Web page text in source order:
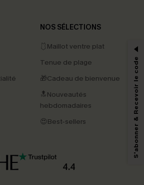
NOS SÉLECTIONS
🩱Maillot ventre plat
Tenue de plage
🎁Cadeau de bienvenue
🔝Nouveautés
hebdomadaires
😍Best-sellers
4.4
DE -15%
2 Achetés par E-mail
commande, valable une seule fois.
e-mail, vous acceptez de recevoir des e-mails
contenu généré par l'IA) de Cupshe et
de nos
collectées sur notre site ainsi que des
vous intéresser, conformément à notre
Politique de
vous désabonner à tout moment.
S'abonner & Recevoir le code